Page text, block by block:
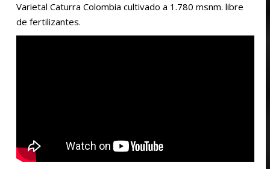
Varietal Caturra Colombia cultivado a 1.780 msnm. libre
de fertilizantes.